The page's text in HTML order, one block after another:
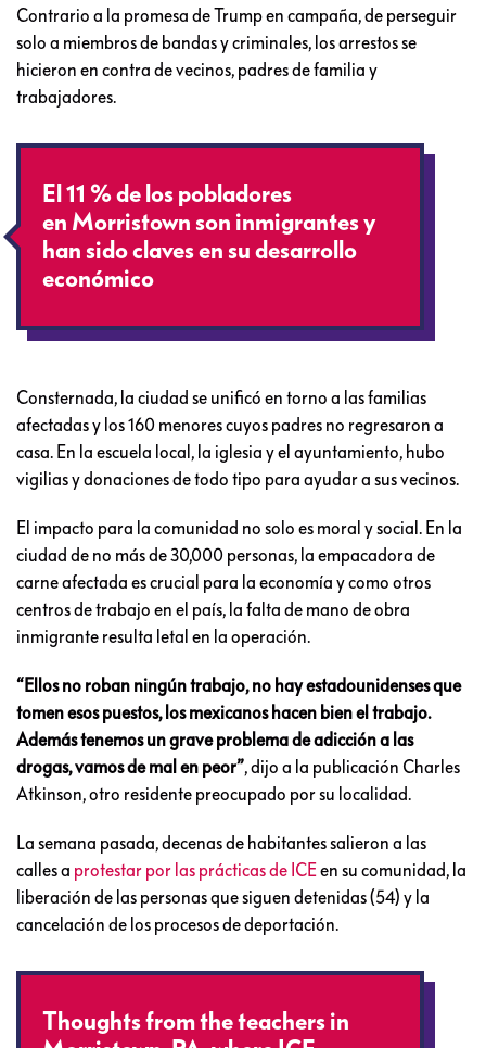
Contrario a la promesa de Trump en campaña, de perseguir
solo a miembros de bandas y criminales, los arrestos se
hicieron en contra de vecinos, padres de familia y
trabajadores.
El 11 % de los pobladores
en Morristown son inmigrantes y
han sido claves en su desarrollo
económico
Consternada, la ciudad se unificó en torno a las familias
afectadas y los 160 menores cuyos padres no regresaron a
casa. En la escuela local, la iglesia y el ayuntamiento, hubo
vigilias y donaciones de todo tipo para ayudar a sus vecinos.
El impacto para la comunidad no solo es moral y social. En la
ciudad de no más de 30,000 personas, la empacadora de
carne afectada es crucial para la economía y como otros
centros de trabajo en el país, la falta de mano de obra
inmigrante resulta letal en la operación.
“Ellos no roban ningún trabajo, no hay estadounidenses que
tomen esos puestos, los mexicanos hacen bien el trabajo.
Además tenemos un grave problema de adicción a las
drogas, vamos de mal en peor”, dijo a la publicación Charles
Atkinson, otro residente preocupado por su localidad.
La semana pasada, decenas de habitantes salieron a las
calles a protestar por las prácticas de ICEen su comunidad, la
liberación de las personas que siguen detenidas (54) y la
cancelación de los procesos de deportación.
Thoughts from the teachers in